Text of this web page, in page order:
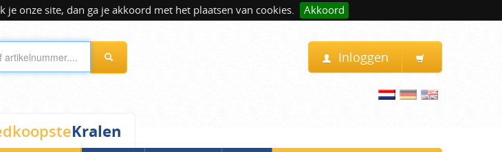
onze site, dan ga je akkoord met het plaatsen van cookies. Akkoord
Inloggen
Kralen